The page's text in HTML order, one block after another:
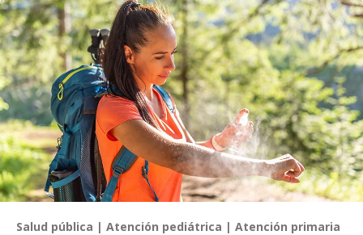
Salud pública Atención pediátrica
Atención primaria